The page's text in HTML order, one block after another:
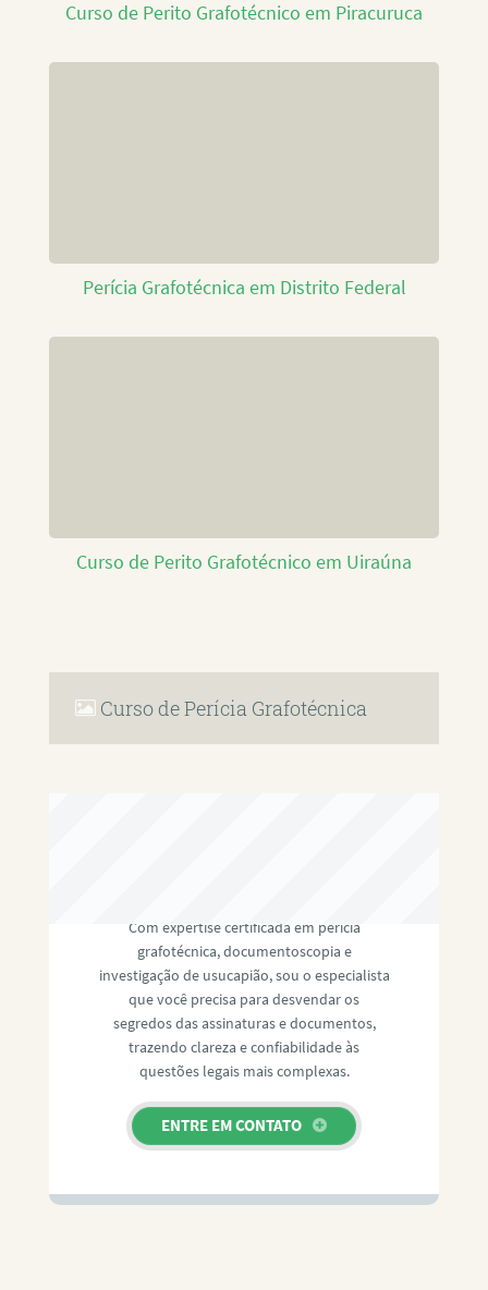
Curso de Perito Grafotécnico em Piracuruca
Perícia Grafotécnica em Distrito Federal
Curso de Perito Grafotécnico em Uiraúna
Curso de Perícia Grafotécnica
Com expertise certificada em perícia
grafotécnica, documentoscopia e
investigação de usucapião, sou o especialista
que você precisa para desvendar os
segredos das assinaturas e documentos,
trazendo clareza e confiabilidade às
questões legais mais complexas.
ENTRE EM CONTATO